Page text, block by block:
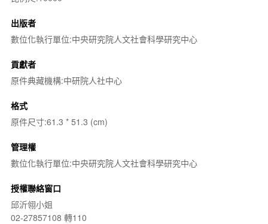
出版者
數位化執行單位:中央研究院人文社會科學研究中心
貢獻者
原件典藏機構:中研院人社中心
格式
原件尺寸:61.3 * 51.3 (cm)
管理權
數位化執行單位:中央研究院人文社會科學研究中心
授權聯絡窗口
邱沂翎小姐
02-27857108 轉110